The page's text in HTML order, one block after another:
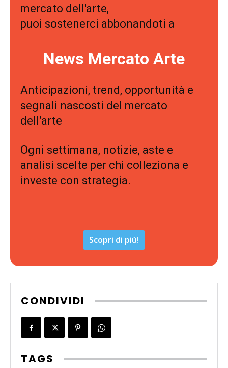
mercato dell'arte,
puoi sostenerci abbonandoti a
News Mercato Arte
Anticipazioni, trend, opportunità e
segnali nascosti del mercato
dell’arte
Ogni settimana, notizie, aste e
analisi scelte per chi colleziona e
investe con strategia.
Scopri di più!
CONDIVIDI
TAGS